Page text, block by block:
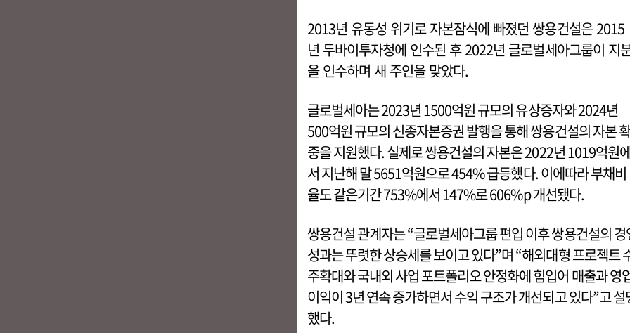
2013년 유동성 위기로 자본잠식에 빠졌던 쌍용건설은 2015
년 두바이투자청에 인수된 후 2022년 글로벌세아그룹이 지
을 인수하며 새 주인을 맞았다.
글로벌세아는 2023년 1500억원 규모의 유상증자와 2024년
500억원 규모의 신종자본증권 발행을 통해 쌍용건설의 자본 확
중을 지원했다. 실제로 쌍용건설의 자본은 2022년 1019억원
서 지난해 말 5651억원으로 454% 급등했다. 이에따라 부채비
율도 같은기간 753%에서 147%로 606%p 개선됐다.
쌍용건설 관계자는 “글로벌세아그룹 편입 이후 쌍용건설의 경
성과는 뚜렷한 상승세를 보이고 있다”며 “해외대형 프로젝트
주확대와 국내외 사업 포트폴리오 안정화에 힘입어 매출과 영
이익이 3년 연속 증가하면서 수익 구조가 개선되고 있다”고 설
했다.